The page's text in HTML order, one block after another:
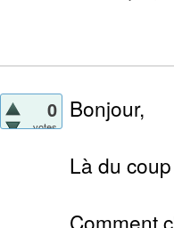
0
votes
Bonjour,
Là du
Comment